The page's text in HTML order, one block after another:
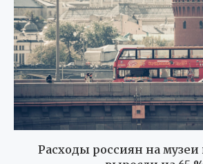
Расходы россиян на